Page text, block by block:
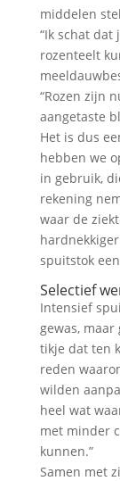
middelen
“Ik schat
rozenteelt
“Rozen zijn
aangetaste
Het is dus
hebben we
in gebruik,
rekening
waar de
spuitstok
Selectief
Intensief
gewas,
tikje dat ten
reden
wilden
heel wat
met minder
kunnen.”
Samen met